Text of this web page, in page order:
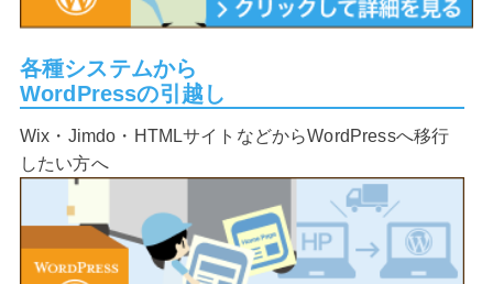
各種システムから
WordPressの引越し
Wix・Jimdo・HTMLサイトなどからWordPressへ移行
したい方へ